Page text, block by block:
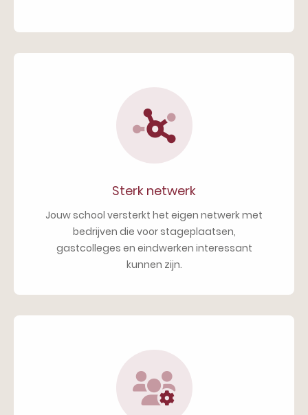
Sterk netwerk
Jouw school versterkt het eigen netwerk met
bedrijven die voor stageplaatsen,
gastcolleges en eindwerken interessant
kunnen zijn.